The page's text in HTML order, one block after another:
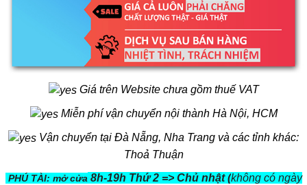
Giá trên Website chưa gồm thuế VAT
Miễn phí vận chuyển nội thành Hà Nội, HCM
Vận chuyển tại Đà Nẵng, Nha Trang và các tỉnh khác:
Thoả Thuận
PHÚ TÀI: mở cửa 8h-19h Thứ 2 => Chủ nhật (không có ngày